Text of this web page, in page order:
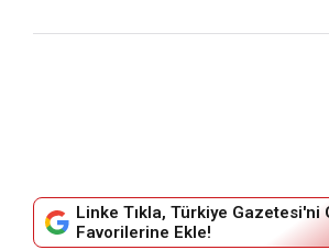
Linke Tıkla, Türkiye Gazetesi'ni
Favorilerine Ekle!